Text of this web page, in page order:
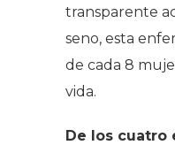
transparente
seno, esta
de cada 8
vida.
De los cuatro